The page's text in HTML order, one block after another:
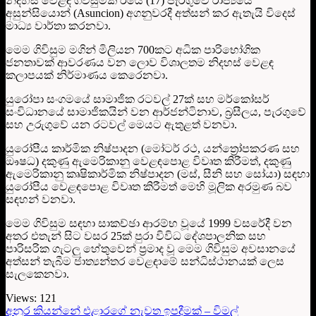
අසුන්සියොන් (Asuncion) අගනුවරදී අත්සන් කර ඇතැයි විදෙස්
මාධ්‍ය වාර්තා කරනවා.
මෙම ගිවිසුම මගින් මිලියන 700කට අධික පාරිභෝගික
ජනතාවක් ආවරණය වන ලොව විශාලතම නිදහස් වෙළඳ
කලාපයක් නිර්මාණය කෙරෙනවා.
යුරෝපා සංගමයේ සාමාජික රටවල් 27ක් සහ මර්කෝසර්
සංවිධානයේ සාමාජිකයින් වන ආර්ජන්ටිනාව, බ්‍රසීලය, පැරගුවේ
සහ උරුගුවේ යන රටවල් මෙයට ඇතුළත් වනවා.
යුරෝපීය කාර්මික නිෂ්පාදන (මෝටර් රථ, යන්ත්‍රෝපකරණ සහ
ඖෂධ) දකුණු ඇමෙරිකානු වෙළඳපොළ විවෘත කිරීමත්, දකුණු
ඇමෙරිකානු කෘෂිකාර්මික නිෂ්පාදන (මස්, සීනි සහ සෝයා) සඳහා
යුරෝපීය වෙළඳපොළ විවෘත කිරීමත් මෙහි මූලික අරමුණ බව
සඳහන් වනවා.
මෙම ගිවිසුම සඳහා සාකච්ඡා ආරම්භ වූයේ 1999 වසරේදී වන
අතර එතැන් සිට වසර 25ක් පුරා විවිධ දේශපාලනික සහ
පාරිසරික ගැටලු හේතුවෙන් ප්‍රමාද වූ මෙම ගිවිසුම අවසානයේ
අත්සන් තැබීම ජාත්‍යන්තර වෙළඳාමේ සන්ධිස්ථානයක් ලෙස
සැලකෙනවා.
Views: 121
අනුර කියන්නේ එළාරගේ නැවත ඉපදීමක් – විමල්